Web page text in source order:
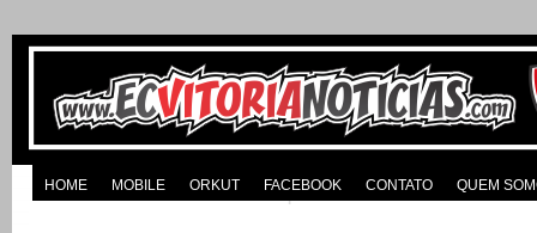
HOME MOBILE ORKUT FACEBOOK CONTATO QUEM